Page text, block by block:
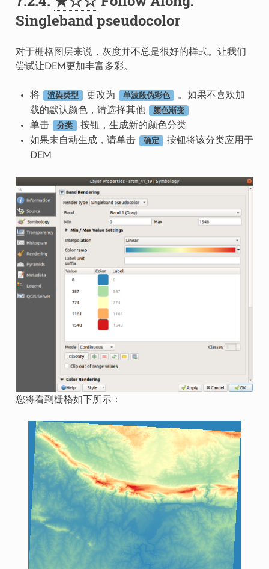
Singleband pseudocolor
对于栅格图层来说，灰度并不总是很好的样式。让我们
尝试让DEM更加丰富多彩。
将 渲染类型 更改为 单波段伪彩色
。如果不喜欢加
载的默认颜色，请选择其他
颜色渐变
单击 分类
按钮，生成新的颜色分类
如果未自动生成，请单击
确定
按钮将该分类应用于
DEM
您将看到栅格如下所示：